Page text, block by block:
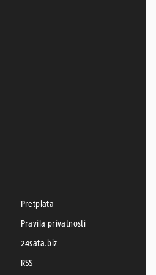
Pretplata
Pravila privatnosti
24sata.biz
RSS